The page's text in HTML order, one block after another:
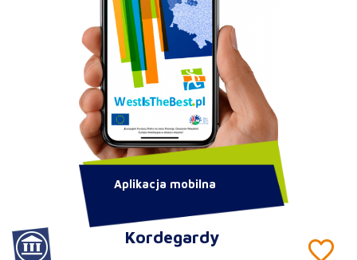
Kordegardy
Aplikacja mobilna